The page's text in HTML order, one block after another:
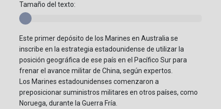
Tamaño del texto:
Este primer depósito de los Marines en Australia se
inscribe en la estrategia estadounidense de utilizar la
posición geográfica de ese país en el Pacífico Sur para
frenar el avance militar de China, según expertos.
Los Marines estadounidenses comenzaron a
preposicionar suministros militares en otros países, como
Noruega, durante la Guerra Fría.